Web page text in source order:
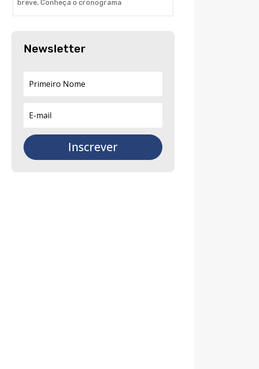
breve. Conheça o cronograma
Newsletter
Inscrever